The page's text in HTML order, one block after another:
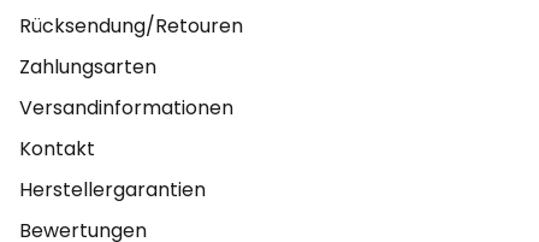
Rücksendung/Retouren
Zahlungsarten
Versandinformationen
Kontakt
Herstellergarantien
Bewertungen